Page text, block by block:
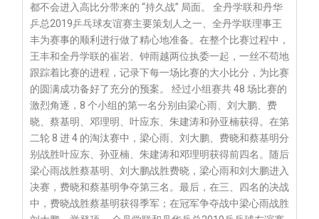
都不会进入高比分带来的 “持久战” 局面。 全丹学联和丹华
乒总2019乒乓球友谊赛主要策划人之一、全丹学联理事王
丰为赛事的顺利进行做了精心地准备。在整个比赛过程中，
王丰和全丹学联的崔岩、钟雨越两位执委一起，一丝不苟地
跟踪着比赛的进程，记录下每一场比赛的大小比分，为比赛
的圆满成功备好了充分的预案。 经过小组赛共 48 场比赛的
激烈角逐，8 个小组的第一名分别由梁心雨、刘大鹏、费
晓、蔡基明、邓理明、叶应东、朱建涛和孙亚楠获得。在第
二轮 8 进 4 的淘汰赛中，梁心雨、刘大鹏、费晓和蔡基明分
别战胜叶应东、孙亚楠、朱建涛和邓理明获得前四名。随后
梁心雨战胜蔡基明、刘大鹏战胜费晓，梁心雨和刘大鹏进入
决赛，费晓和蔡基明争夺第三名。最后，在三、四名的决战
中，费晓战胜蔡基明获得季军；在冠军争夺战中梁心雨战胜